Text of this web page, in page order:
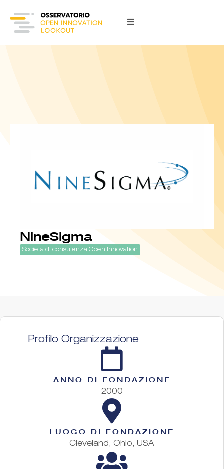
NineSigma
Società di consulenza Open Innovation
Profilo Organizzazione
ANNO DI FONDAZIONE
2000
LUOGO DI FONDAZIONE
Cleveland, Ohio, USA